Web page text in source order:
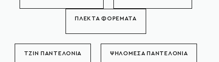
ΠΛΕΚΤΑ ΦΟΡΕΜΑΤΑ
ΤΖΙΝ ΠΑΝΤΕΛΟΝΙΑ ΨΗΛΟΜΕΣΑ ΠΑΝΤΕΛΟΝΙΑ